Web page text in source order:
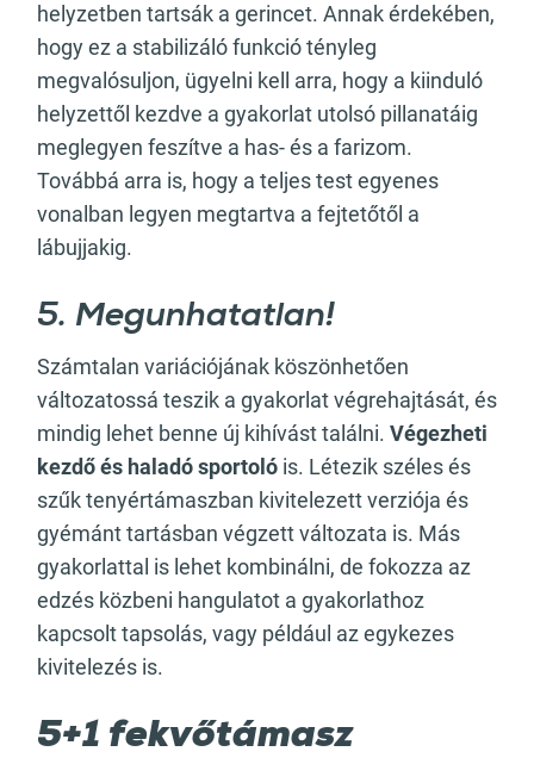
helyzetben tartsák a gerincet. Annak érdekében,
hogy ez a stabilizáló funkció tényleg
megvalósuljon, ügyelni kell arra, hogy a kiinduló
helyzettől kezdve a gyakorlat utolsó pillanatáig
meglegyen feszítve a has- és a farizom.
Továbbá arra is, hogy a teljes test egyenes
vonalban legyen megtartva a fejtetőtől a
lábujjakig.
5. Megunhatatlan!
Számtalan variációjának köszönhetően
változatossá teszik a gyakorlat végrehajtását, és
mindig lehet benne új kihívást találni. Végezheti
kezdő és haladó sportoló is. Létezik széles és
szűk tenyértámaszban kivitelezett verziója és
gyémánt tartásban végzett változata is. Más
gyakorlattal is lehet kombinálni, de fokozza az
edzés közbeni hangulatot a gyakorlathoz
kapcsolt tapsolás, vagy például az egykezes
kivitelezés is.
5+1 fekvőtámasz